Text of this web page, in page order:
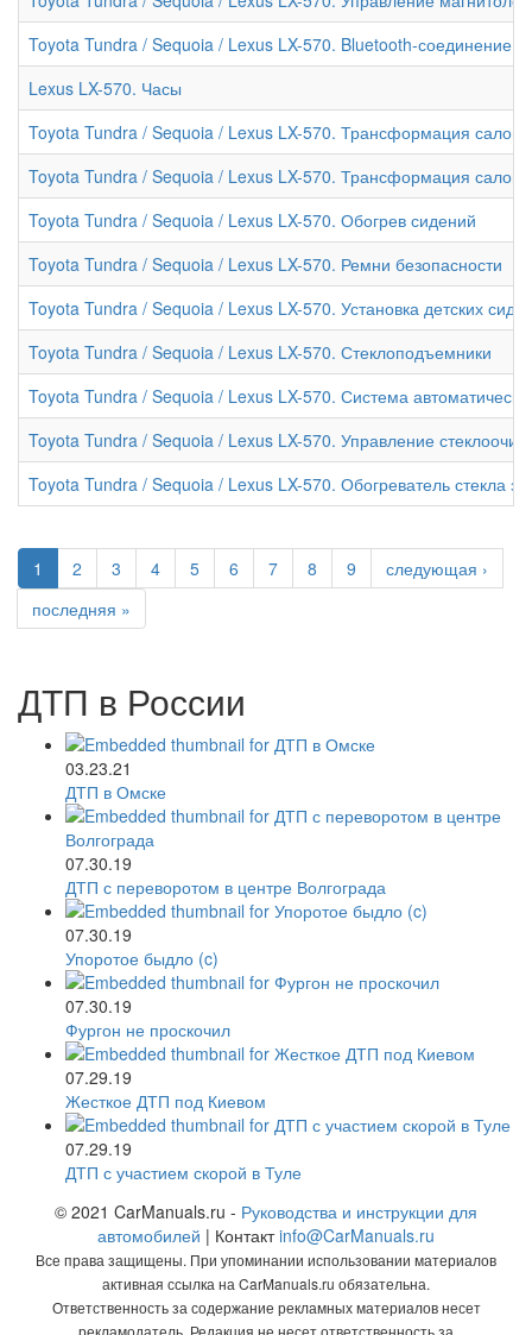
Toyota Tundra / Sequoia / Lexus LX-570. Bluetooth-соединение
Lexus LX-570. Часы
Toyota Tundra / Sequoia / Lexus LX-570. Трансформация салона
Toyota Tundra / Sequoia / Lexus LX-570. Трансформация салона
Toyota Tundra / Sequoia / Lexus LX-570. Обогрев сидений
Toyota Tundra / Sequoia / Lexus LX-570. Ремни безопасности
Toyota Tundra / Sequoia / Lexus LX-570. Установка детских
Toyota Tundra / Sequoia / Lexus LX-570. Стеклоподъемники
Toyota Tundra / Sequoia / Lexus LX-570. Система
Toyota Tundra / Sequoia / Lexus LX-570. Управление
Toyota Tundra / Sequoia / Lexus LX-570. Обогреватель стекла
1 2 3 4 5 6 7 8 9
следующая ›
последняя »
ДТП в России
03.23.21
ДТП в Омске
07.30.19
ДТП с переворотом в центре Волгограда
07.30.19
Упоротое быдло (c)
07.30.19
Фургон не проскочил
07.29.19
Жесткое ДТП под Киевом
07.29.19
ДТП с участием скорой в Туле
© 2021 CarManuals.ru - Руководства и инструкции для
автомобилей | Контактinfo@CarManuals.ru
Все права защищены. При упоминании использовании материалов
активная ссылка на CarManuals.ru обязательна.
Ответственность за содержание рекламных материалов несет
рекламодатель. Редакция не несет ответственность за